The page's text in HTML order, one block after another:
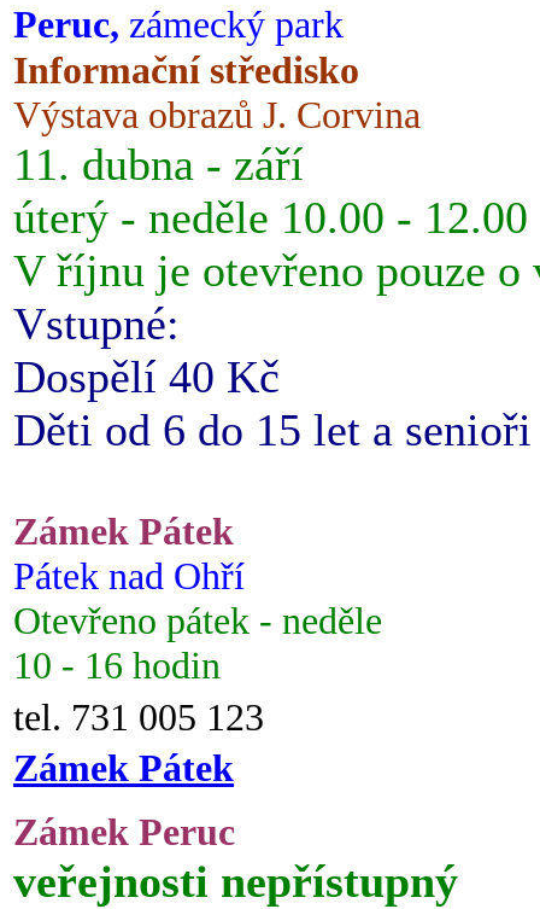
Peruc, zámecký park
Informační středisko
Výstava obrazů J. Corvina
11. dubna - září
úterý - neděle 10.00 -
V říjnu je otevřeno pouze o
Vstupné:
Dospělí 40 Kč
Děti od 6 do 15 let a
Zámek Pátek
Pátek nad Ohří
Otevřeno pátek - neděle
10 - 16 hodin
tel. 731 005 123
Zámek Pátek
Zámek Peruc
veřejnosti nepřístupný